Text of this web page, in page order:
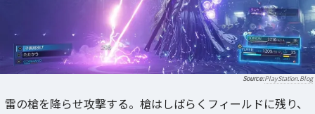
PlayStation.Blog
雷の槍を降らせ攻撃する。槍はしばらくフィールドに残り、